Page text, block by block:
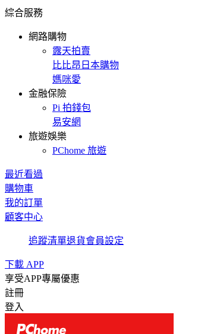
綜合服務
網路購物
露天拍賣
比比昂日本購物
媽咪愛
金融保險
Pi 拍錢包
易安網
旅遊娛樂
PChome 旅遊
最近看過
購物車
我的訂單
顧客中心
追蹤清單退貨會員設定
下載 APP
享受APP專屬優惠
註冊
登入